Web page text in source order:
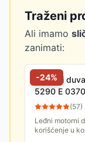
Traženi
Ali imamo
zanimati:
-24%
Motorni
5290 E
(57)
Leđni motorni
korišćenje u